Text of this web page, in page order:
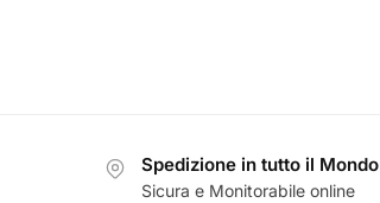
Spedizione in tutto il Mondo
Sicura e Monitorabile online